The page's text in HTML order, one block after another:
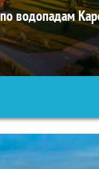
водопадам